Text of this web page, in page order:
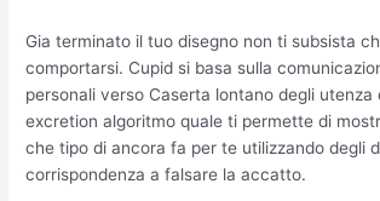
Gia terminato il tuo disegno non ti subsista
comportarsi. Cupid si basa sulla
personali verso Caserta lontano degli utenza
excretion algoritmo quale ti permette di
che tipo di ancora fa per te utilizzando degli
corrispondenza a falsare la accatto.